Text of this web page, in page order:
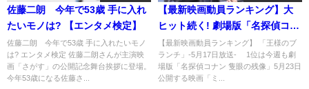
佐藤二朗 今年で53歳 手に入れ
たいモノは? 【エンタメ検定】
佐藤二朗 今年で53歳 手に入れたいモノ
は? エンタメ検定 佐藤二朗さんが主演映
画「さがす」の公開記念舞台挨拶に登場。
今年53歳になる佐藤さ...
【最新映画動員ランキング】大
ヒット続く! 劇場版「名探偵コナ
ン 隻眼の残像」
【最新映画動員ランキング】 「王様のブ
ランチ」-5月17日放送- 1位は今週も劇
場版「名探偵コナン 隻眼の残像」5月23日
公開する映画「ミ...